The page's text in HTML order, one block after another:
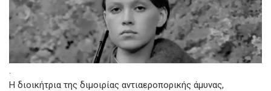
.
Η διοικήτρια της διμοιρίας αντιαεροπορικής άμυνας,